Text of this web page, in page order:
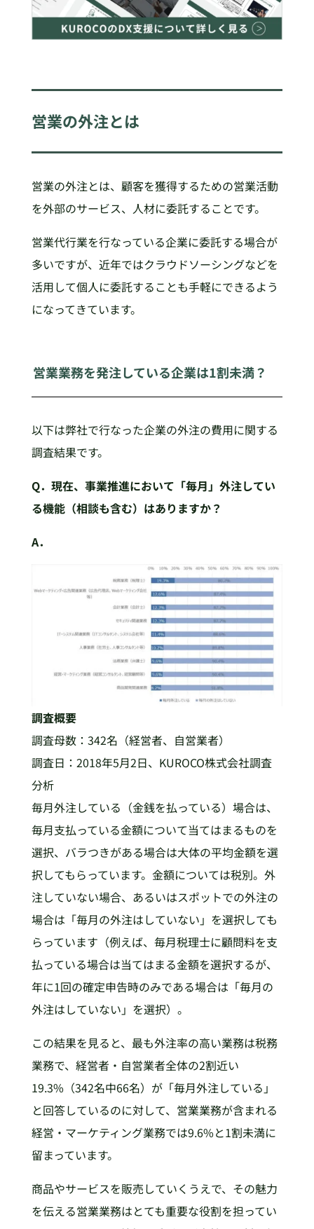
営業の外注とは
営業の外注とは、顧客を獲得するための営業活動
を外部のサービス、人材に委託することです。
営業代行業を行なっている企業に委託する場合が
多いですが、近年ではクラウドソーシングなどを
活用して個人に委託することも手軽にできるよう
になってきています。
営業業務を発注している企業は1割未満？
以下は弊社で行なった企業の外注の費用に関する
調査結果です。
Q．現在、事業推進において「毎月」外注してい
る機能（相談も含む）はありますか？
A．
調査概要
調査母数：342名（経営者、自営業者）
調査日：2018年5月2日、KUROCO株式会社調査
分析
毎月外注している（金銭を払っている）場合は、
毎月支払っている金額について当てはまるものを
選択、バラつきがある場合は大体の平均金額を選
択してもらっています。金額については税別。外
注していない場合、あるいはスポットでの外注の
場合は「毎月の外注はしていない」を選択しても
らっています（例えば、毎月税理士に顧問料を支
払っている場合は当てはまる金額を選択するが、
年に1回の確定申告時のみである場合は「毎月の
外注はしていない」を選択）。
この結果を見ると、最も外注率の高い業務は税務
業務で、経営者・自営業者全体の2割近い
19.3%（342名中66名）が「毎月外注している」
と回答しているのに対して、営業業務が含まれる
経営・マーケティング業務では9.6%と1割未満に
留まっています。
商品やサービスを販売していくうえで、その魅力
を伝える営業業務はとても重要な役割を担ってい